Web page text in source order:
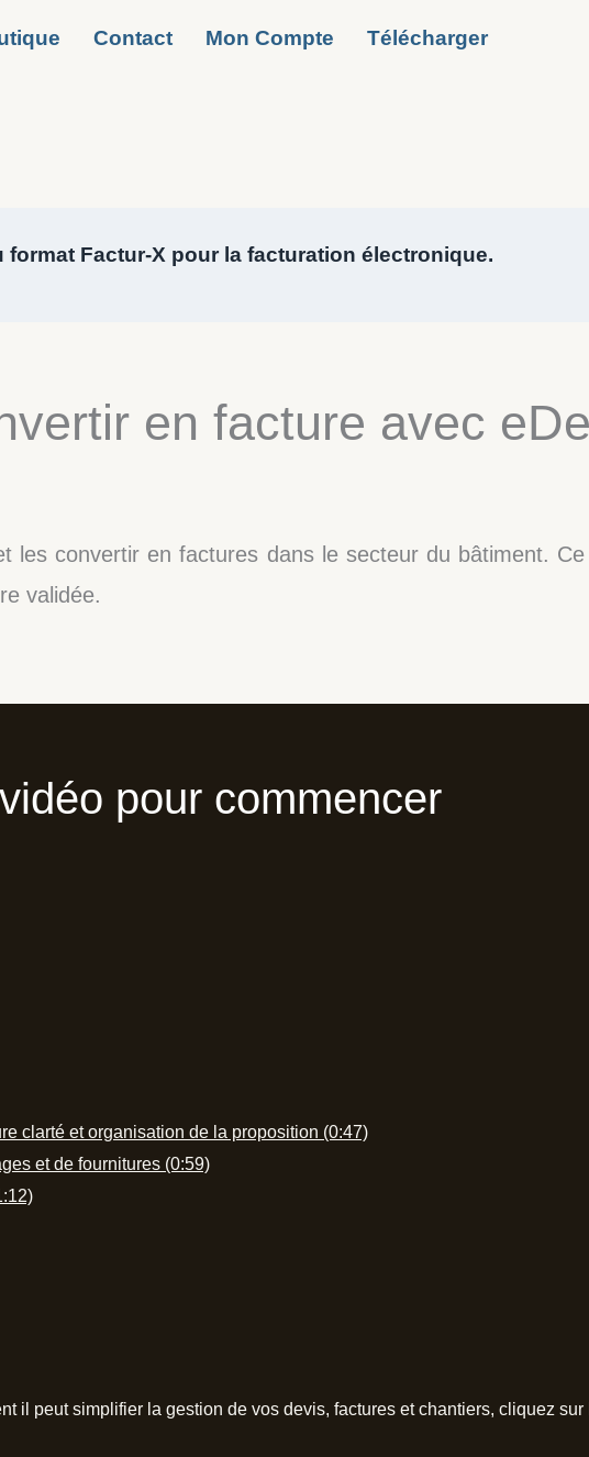
Contact Mon Compte Télécharger
format Factur-X pour la facturation électronique.
en facture avec
les convertir en factures dans le secteur du bâtiment.
validée.
pour commencer
clarté et organisation de la proposition (0:47)
et de fournitures​ (0:59)
il peut simplifier la gestion de vos devis, factures et chantiers, cliquez